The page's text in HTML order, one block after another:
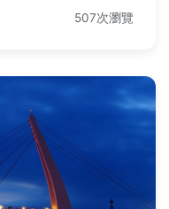
507次瀏覽